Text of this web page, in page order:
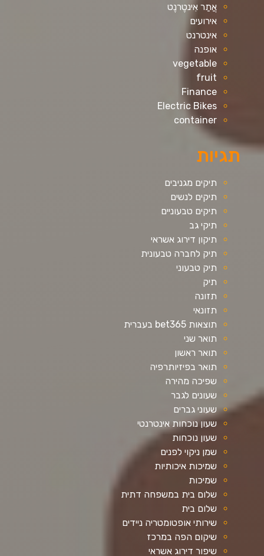
אֲתַר אִינטֶרנֶט
אירועים
אינטרנט
אופנה
vegetable
fruit
Finance
Electric Bikes
container
תגיות
תיקים מגניבים
תיקים לנשים
תיקים טבעוניים
תיקי גב
תיקון דירוג אשראי
תיק לחברה טבעונית
תיק טבעוני
תיק
תזונה
תזונאי
תוצאות bet365 בעברית
תואר שני
תואר ראשון
תואר בפיזיותרפיה
שפיכה מהירה
שעונים לגבר
שעוני גברים
שעון נוכחות אינטרנטי
שעון נוכחות
שמן ניקוי לפנים
שמיכות איכותיות
שמיכות
שלום בית במשפחה דתית
שלום בית
שירותי אופטומטריה ניידים
שיקום הפה במרכז
שיפור דירוג אשראי